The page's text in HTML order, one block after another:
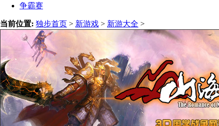
争霸赛
当前位置: 独步首页 > 新游戏 > 新游大全 >